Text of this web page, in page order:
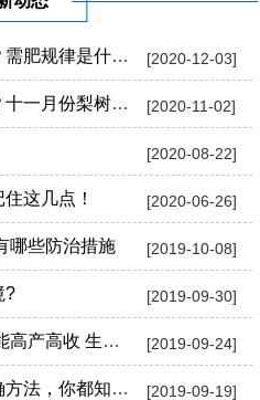
[2020-12-03]
规律是什么？
[2020-11-02]
梨树管理方法！
[2020-08-22]
[2020-06-26]
这几点！
[2019-10-08]
哪些防治措施
[2019-09-30]
?
[2019-09-24]
生姜施肥技巧
[2019-09-19]
你都知道吗？